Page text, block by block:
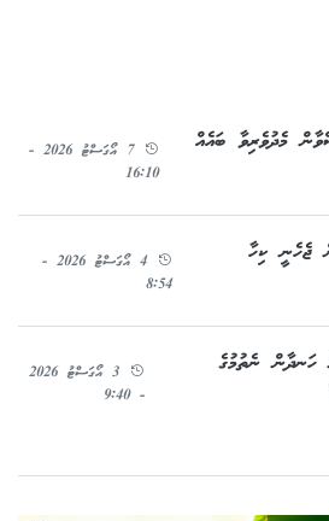
މެދުވެރިވާ ބައެއް
7 އޯގަސްޓު 2026 -
16:10
ޖެހެނީ ކިހާ
4 އޯގަސްޓު 2026 -
8:54
ނެތުމުގެ
3 އޯގަސްޓު 2026
- 9:40